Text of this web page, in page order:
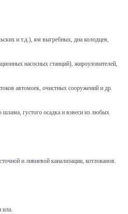
и т.д.), ям выгребных, дна колодцев,
насосных станций), жироуловителей,
автомоек, очистных сооружений и др.
густого осадка и взвеси из любых
и ливневой канализации, котлованов.
ила.